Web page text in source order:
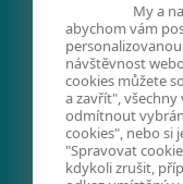
My a
abychom vám
návštěvnost
cookies můžete
a zavřít",
odmítnout
cookies", nebo si
"Spravovat
kdykoli zrušit,